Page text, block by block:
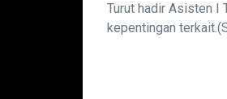
Turut hadir Asisten I
kepentingan